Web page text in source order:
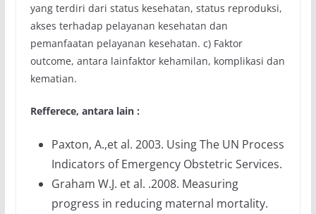
yang terdiri dari status kesehatan, status reproduksi,
akses terhadap pelayanan kesehatan dan
pemanfaatan pelayanan kesehatan. c) Faktor
outcome, antara lainfaktor kehamilan, komplikasi dan
kematian.
Refferece, antara lain :
Paxton, A.,et al. 2003. Using The UN Process
Indicators of Emergency Obstetric Services.
Graham W.J. et al. .2008. Measuring
progress in reducing maternal mortality.